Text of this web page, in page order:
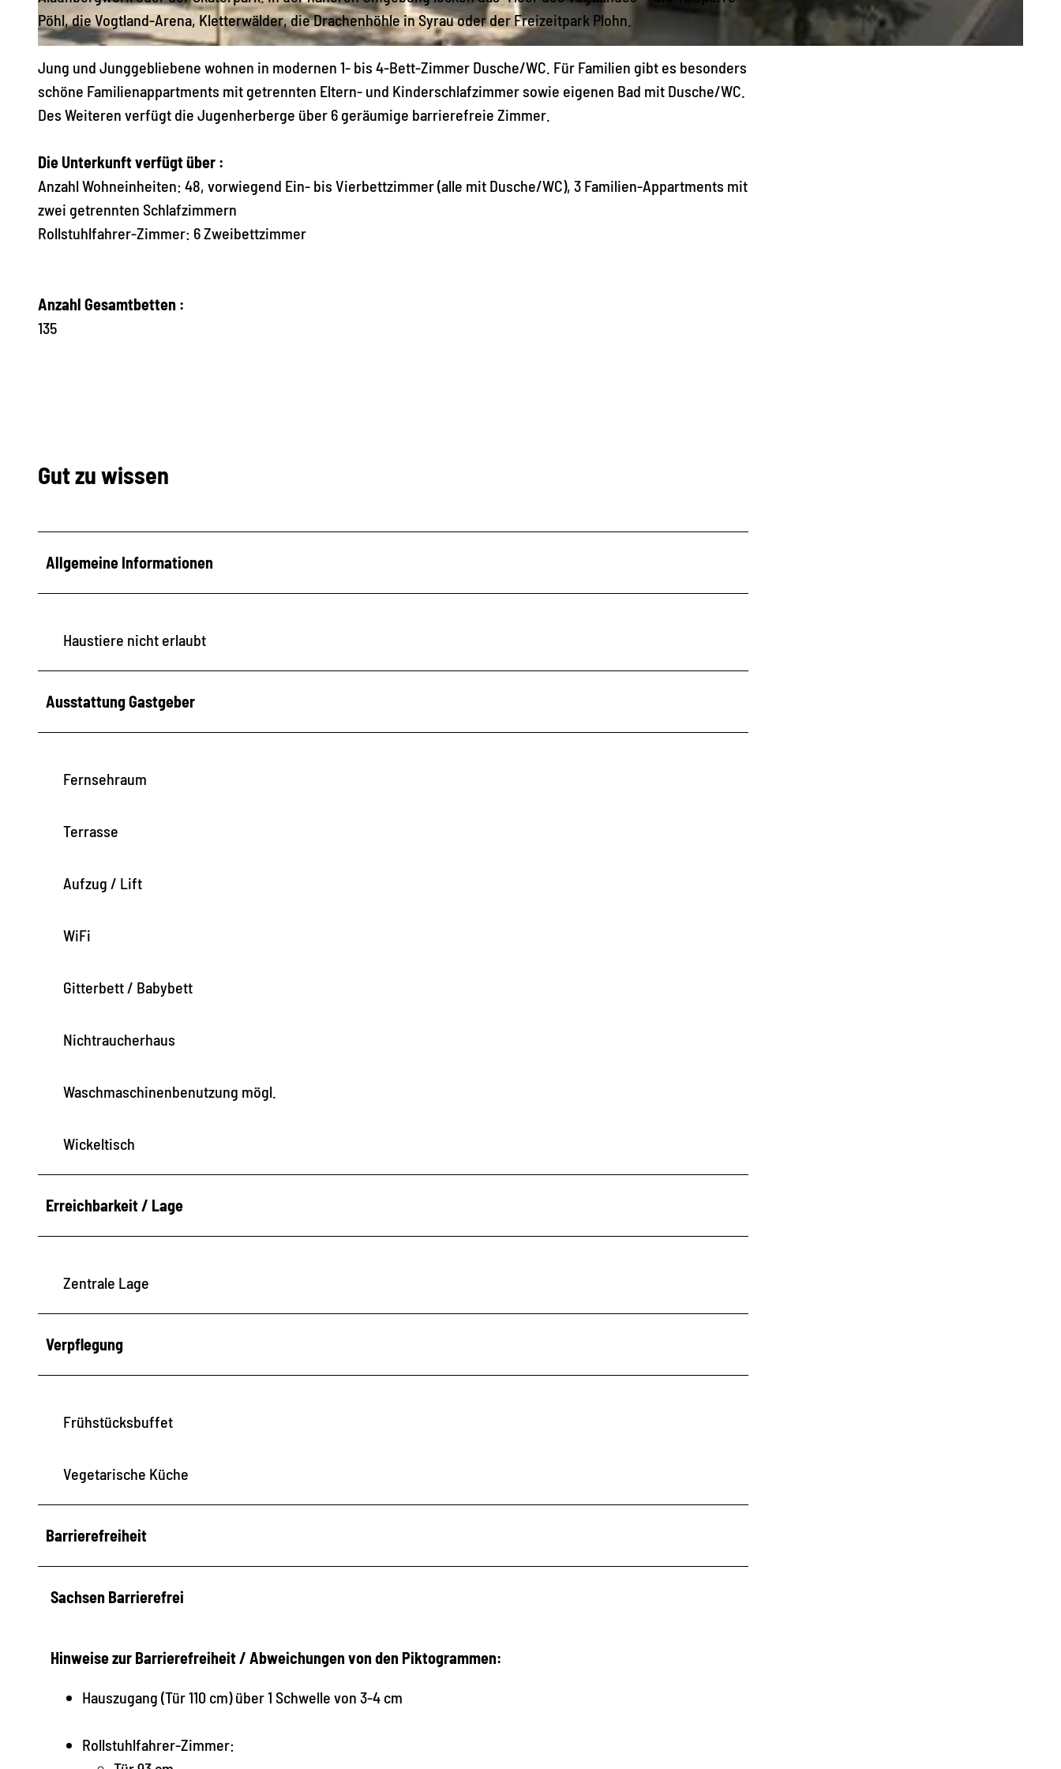
n
e
e
u
e
r
w
h
r
Pöhl, die Vogtland-Arena, Kletterwälder, die Drachenhöhle in Syrau oder der Freizeitpark Plohn.
Jung und Junggebliebene wohnen in modernen 1- bis 4-Bett-Zimmer Dusche/WC. Für Familien gibt es besonders
schöne Familienappartments mit getrennten Eltern- und Kinderschlafzimmer sowie eigenen Bad mit Dusche/WC.
Des Weiteren verfügt die Jugenherberge über 6 geräumige barrierefreie Zimmer.
Die Unterkunft verfügt über :
Anzahl Wohneinheiten: 48, vorwiegend Ein- bis Vierbettzimmer (alle mit Dusche/WC), 3 Familien-Appartments mit
zwei getrennten Schlafzimmern
Rollstuhlfahrer-Zimmer: 6 Zweibettzimmer
Anzahl Gesamtbetten :
135
Gut zu wissen
Allgemeine Informationen
Haustiere nicht erlaubt
Ausstattung Gastgeber
Fernsehraum
Terrasse
Aufzug / Lift
WiFi
Gitterbett / Babybett
Nichtraucherhaus
Waschmaschinenbenutzung mögl.
Wickeltisch
Erreichbarkeit / Lage
Zentrale Lage
Verpflegung
Frühstücksbuffet
Vegetarische Küche
Barrierefreiheit
Sachsen Barrierefrei
Hinweise zur Barrierefreiheit / Abweichungen von den Piktogrammen:
Hauszugang (Tür 110 cm) über 1 Schwelle von 3-4 cm
Rollstuhlfahrer-Zimmer: